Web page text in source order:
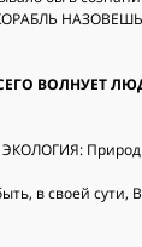
КОРАБЛЬ
ВОЛНУЕТ
ЭКОЛОГИЯ:
в своей сути,